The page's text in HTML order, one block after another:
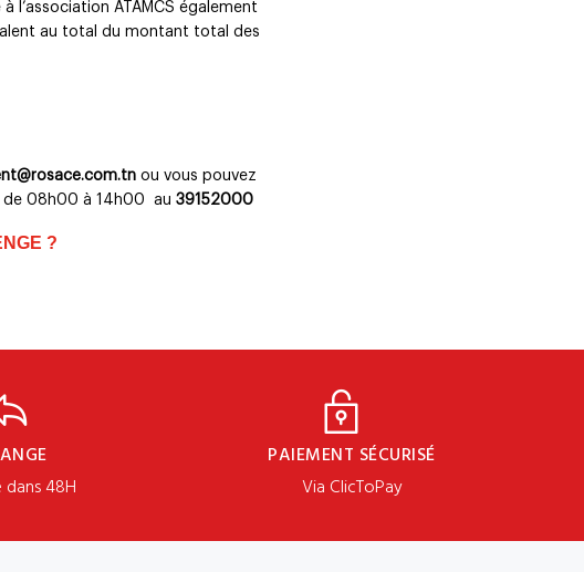
l’association ATAMCS également
au total du montant total des
ou vous pouvez
de 08h00 à 14h00 au 39152000
?
48H
PAIEMENT SÉCURISÉ
Via ClicToPay